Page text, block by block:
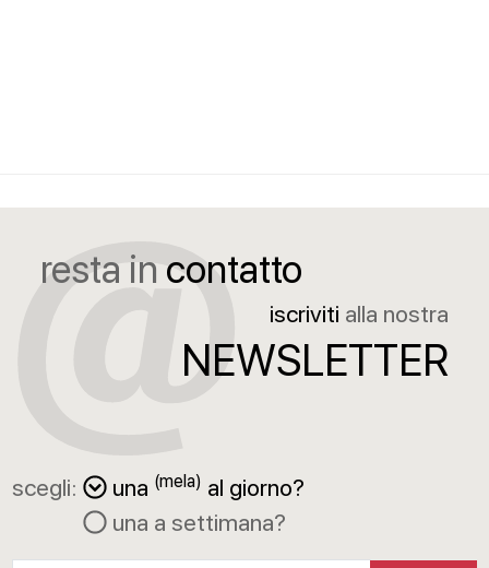
resta in contatto
iscriviti alla nostra
NEWSLETTER
scegli: una (mela) al giorno?
una a settimana?